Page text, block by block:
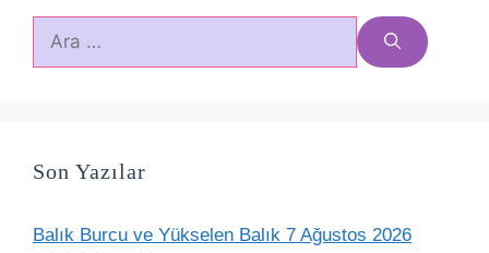
için
Son Yazılar
Balık Burcu ve Yükselen Balık 7 Ağustos 2026